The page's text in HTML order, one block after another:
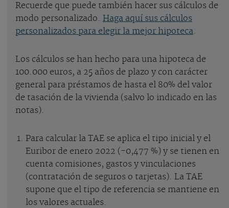
Recuerde que puede también hacer sus cálculos de
modo personalizado. Haga aquí sus cálculos
personalizados para elegir la mejor hipoteca.
Los cálculos se han hecho para una hipoteca de
100.000 euros, a 25 años de plazo y con carácter
general para préstamos de hasta el 80% del valor
de tasación de la vivienda (salvo lo indicado en las
notas).
Para calcular la TAE se aplica el tipo inicial y el
Euribor de enero 2022 (-0,477 %) y se tienen en
cuenta comisiones, gastos y vinculaciones
(contratación de seguros o tarjetas). La TAE
supone que el tipo de referencia se mantiene en
los valores actuales.